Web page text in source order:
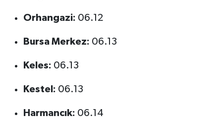
Orhangazi: 06.12
Bursa Merkez: 06.13
Keles: 06.13
Kestel: 06.13
Harmancık: 06.14